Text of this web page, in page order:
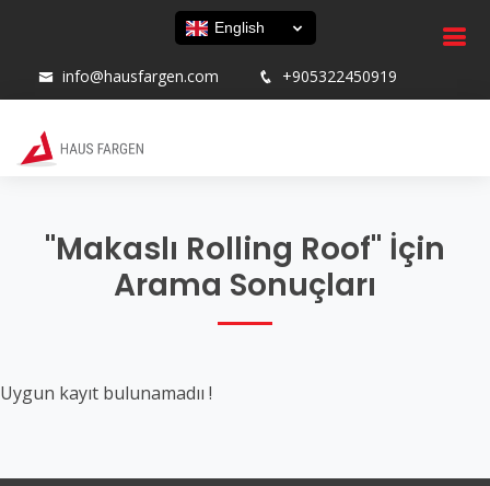
English
info@hausfargen.com +905322450919
"Makaslı Rolling Roof" İçin
Arama Sonuçları
Uygun kayıt bulunamadıı !